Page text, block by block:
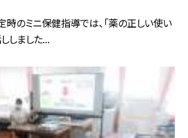
時のミニ保健指導では、「薬の正しい使い
しました...